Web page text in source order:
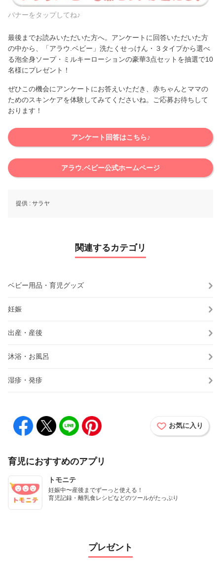
バナーをタップしてね♪
最後までお読みいただいた方へ。アンケートに回答いただいた方
の中から、「アラウ.ベビー」洗たくせっけん・３タイプから選べ
る泡全身ソープ・ミルキーローションの豪華3点セットを抽選で10
名様にプレゼント！
ぜひこの機会にアンケートにお答えいただき、赤ちゃんとママの
ためのスキンケアを体験してみてくださいね。ご応募お待ちして
おります！
アンケート回答はこちら♪
アラウ.ベビー公式ホームページ
提供 : サラヤ
関連するカテゴリ
ベビー用品・育児グッズ
妊娠
出産・産後
沐浴・お風呂
湿疹・発疹
お気に入り
育児におすすめのアプリ
トモニテ
妊娠中〜産後までずーっと使える！
育児記録・離乳食レシピなどのツールがたっぷり
プレゼント